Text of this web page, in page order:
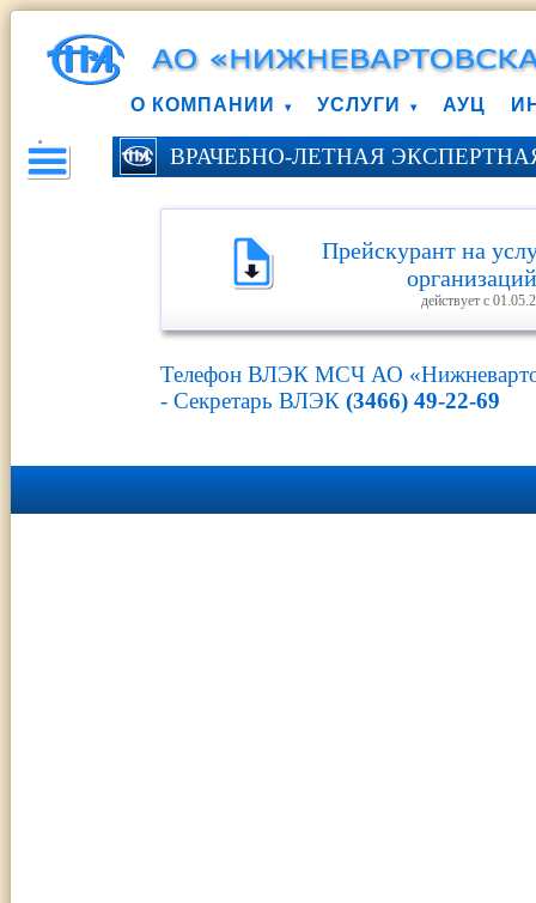
О КОМПАНИИ УСЛУГИ АУЦ
ВРАЧЕБНО-ЛЕТНАЯ
Прейскурант на
действует с
Телефон ВЛЭК МСЧ АО
- Cекретарь ВЛЭК (3466) 49-22-69